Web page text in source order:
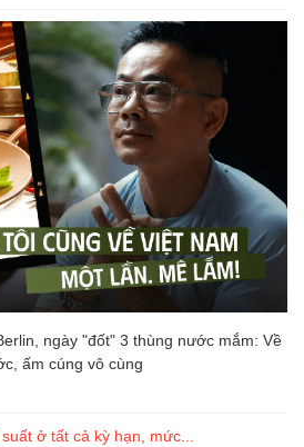
ngày "đốt" 3 thùng nước mắm: Về
ấm cúng vô cùng